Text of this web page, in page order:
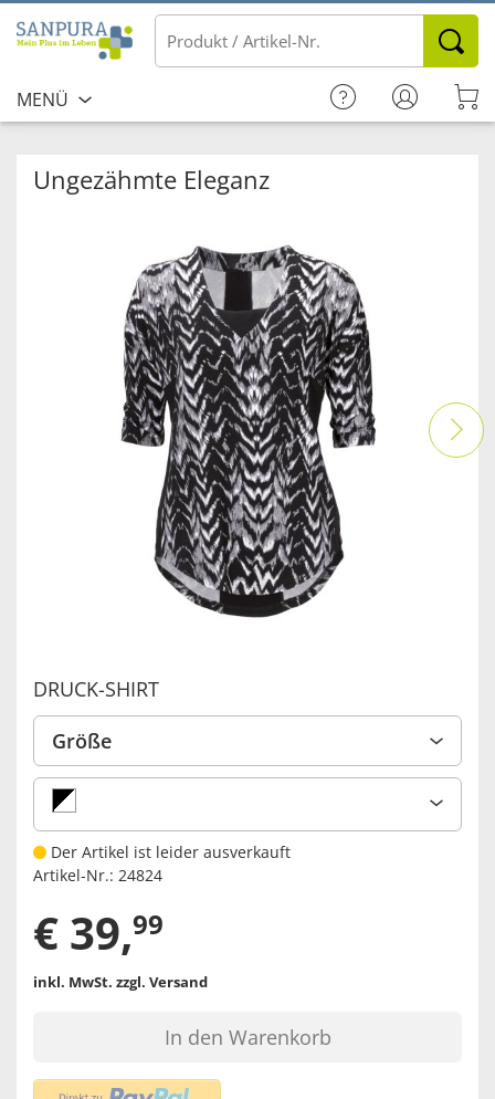
MENÜ
Ungezähmte Eleganz
DRUCK-SHIRT
Größe
Der Artikel ist leider ausverkauft
Artikel-Nr.: 24824
€ 39,99
inkl. MwSt. zzgl. Versand
In den Warenkorb